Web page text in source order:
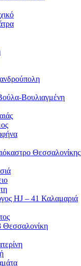
Βουλιαγμένη
Θεσσαλονίκης
HJ – 41 Καλαμαριά
Θεσσαλονίκη